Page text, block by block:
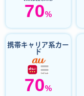
70%
携帯キャリア系カー
ド
70%